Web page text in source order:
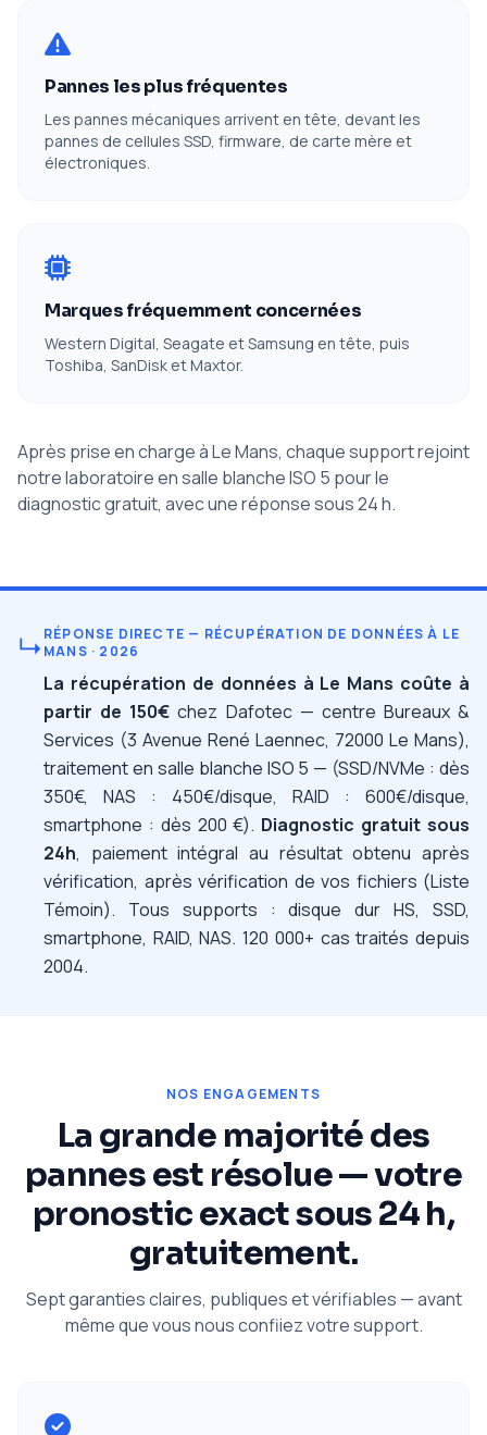
Pannes les plus fréquentes
Les pannes mécaniques arrivent en tête, devant les
pannes de cellules SSD, firmware, de carte mère et
électroniques.
Marques fréquemment concernées
Western Digital, Seagate et Samsung en tête, puis
Toshiba, SanDisk et Maxtor.
Après prise en charge à Le Mans, chaque support rejoint
notre laboratoire en salle blanche ISO 5 pour le
diagnostic gratuit, avec une réponse sous 24 h.
↳ RÉPONSE DIRECTE — RÉCUPÉRATION DE DONNÉES À LE
MANS · 2026
La récupération de données à Le Mans coûte à
partir de 150€ chez Dafotec — centre Bureaux &
Services (3 Avenue René Laennec, 72000 Le Mans),
traitement en salle blanche ISO 5 — (SSD/NVMe : dès
350€, NAS : 450€/disque, RAID : 600€/disque,
smartphone : dès 200 €). Diagnostic gratuit sous
24h, paiement intégral au résultat obtenu après
vérification, après vérification de vos fichiers (Liste
Témoin). Tous supports : disque dur HS, SSD,
smartphone, RAID, NAS. 120 000+ cas traités depuis
2004.
NOS ENGAGEMENTS
La grande majorité des
pannes est résolue — votre
pronostic exact sous 24 h,
gratuitement.
Sept garanties claires, publiques et vérifiables — avant
même que vous nous confiiez votre support.